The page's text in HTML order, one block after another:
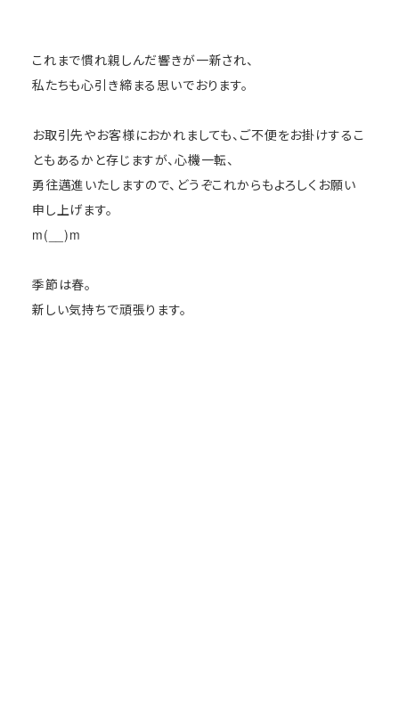
これまで慣れ親しんだ響きが一新され、
私たちも心引き締まる思いでおります。
お取引先やお客様におかれましても、ご不便をお掛けするこ
ともあるかと存じますが、心機一転、
勇往邁進いたしますので、どうぞこれからもよろしくお願い
申し上げます。
m(__)m
季節は春。
新しい気持ちで頑張ります。